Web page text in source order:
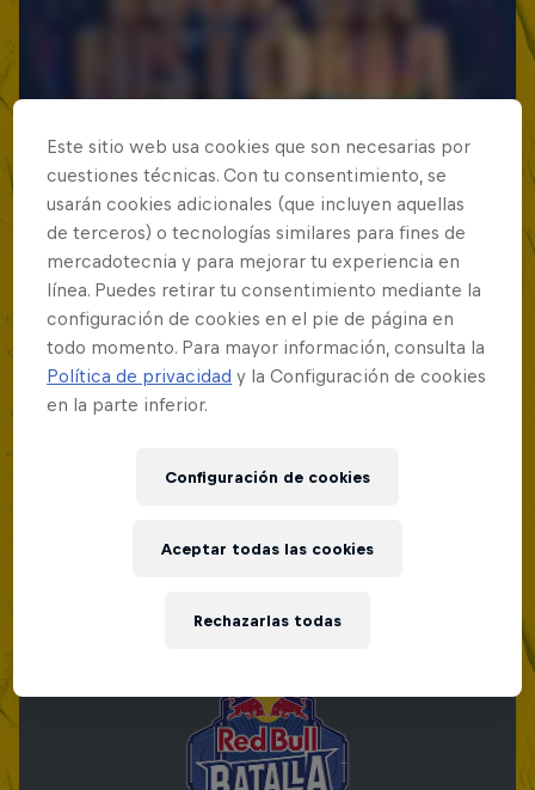
Este sitio web usa cookies que son necesarias por
cuestiones técnicas. Con tu consentimiento, se
usarán cookies adicionales (que incluyen aquellas
de terceros) o tecnologías similares para fines de
mercadotecnia y para mejorar tu experiencia en
línea. Puedes retirar tu consentimiento mediante la
configuración de cookies en el pie de página en
todo momento. Para mayor información, consulta la
Política de privacidad y la Configuración de cookies
en la parte inferior.
Configuración de cookies
Rechazarlas todas
Aceptar todas las cookies